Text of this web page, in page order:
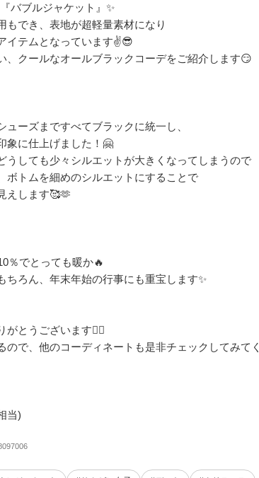
バブルジャケット』✨️
もでき、表地が超軽量素材になり
イテムとなっています✌️😎
、クールなオールブラックコーデをご紹介します😏
ューズまですべてブラックに統一し、
象に仕上げました！🤗
うしても少々シルエットが大きくなってしまうので
ボトムを細めのシルエットにすることで
えします🥰🫶
％でとっても暖か🔥
ちろん、年末年始の行事にも重宝します✨️
がとうございます🙇‍♀️
ので、他のコーディネートも是非チェックしてみてく
当)